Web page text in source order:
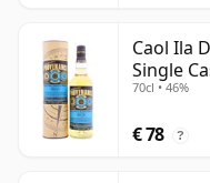
Caol Ila
Single
70cl • 46%
€ 78 ?